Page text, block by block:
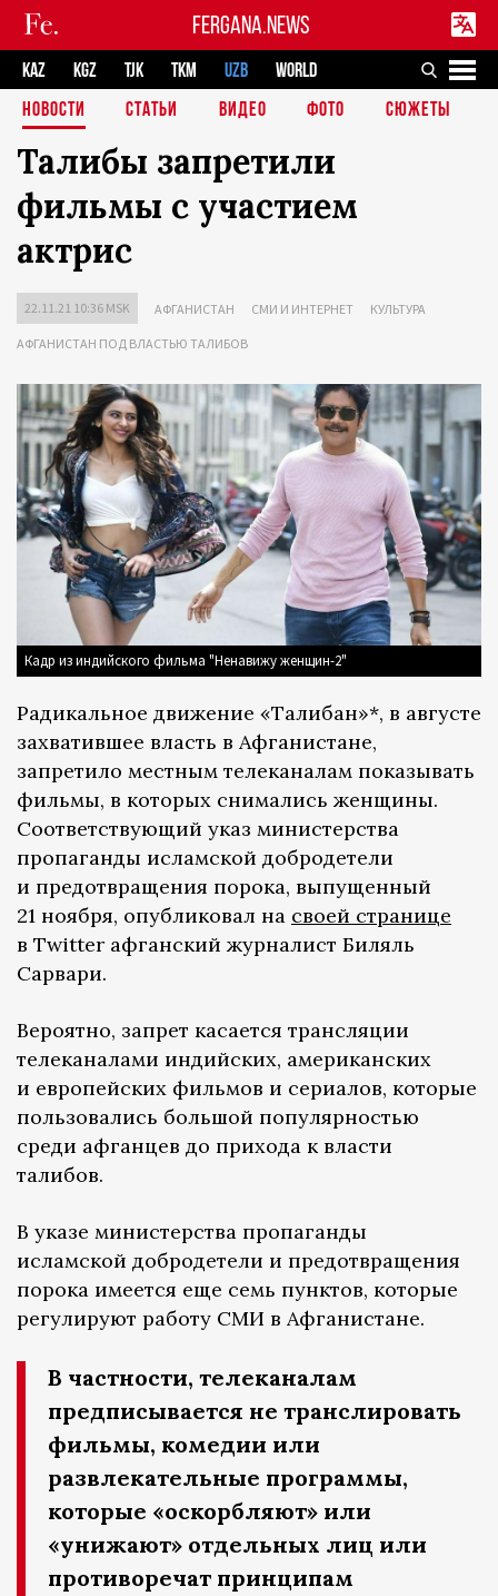
FERGANA.NEWS
KAZ KGZ TJK TKM UZB
WORLD
НОВОСТИ
СТАТЬИ ВИДЕО ФОТО СЮЖЕТЫ
Талибы запретили
фильмы с участием
актрис
22.11.21 10:36 MSK АФГАНИСТАН СМИ И ИНТЕРНЕТ КУЛЬТУРА
АФГАНИСТАН ПОД ВЛАСТЬЮ ТАЛИБОВ
Кадр из индийского фильма "Ненавижу женщин-2"
Радикальное движение «Талибан»*, в августе
захватившее власть в Афганистане,
запретило местным телеканалам показывать
фильмы, в которых снимались женщины.
Соответствующий указ министерства
пропаганды исламской добродетели
и предотвращения порока, выпущенный
21 ноября, опубликовал на своей странице
в Twitter афганский журналист Биляль
Сарвари.
Вероятно, запрет касается трансляции
телеканалами индийских, американских
и европейских фильмов и сериалов, которые
пользовались большой популярностью
среди афганцев до прихода к власти
талибов.
В указе министерства пропаганды
исламской добродетели и предотвращения
порока имеется еще семь пунктов, которые
регулируют работу СМИ в Афганистане.
В частности, телеканалам
предписывается не транслировать
фильмы, комедии или
развлекательные программы,
которые «оскорбляют» или
«унижают» отдельных лиц или
противоречат принципам